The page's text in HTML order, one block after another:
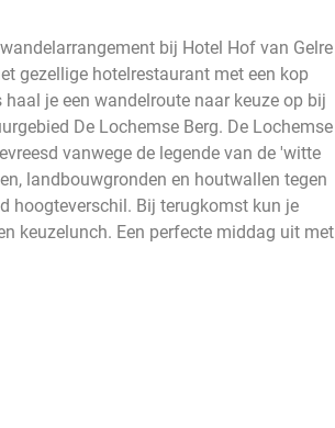
bij Hotel Hof van Gelre
gezellige hotelrestaurant met een kop
je een wandelroute naar keuze op bij
De Lochemse Berg. De Lochemse
vanwege de legende van de 'witte
landbouwgronden en houtwallen tegen
hoogteverschil. Bij terugkomst kun je
keuzelunch. Een perfecte middag uit met